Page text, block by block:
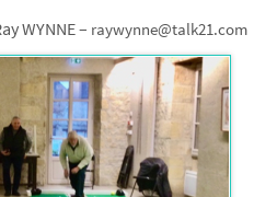
WYNNE – raywynne@talk21.com